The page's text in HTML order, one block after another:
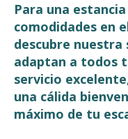
Para una
comodidades en
descubre nuestra
adaptan a todos
servicio
una cálida
máximo de tu